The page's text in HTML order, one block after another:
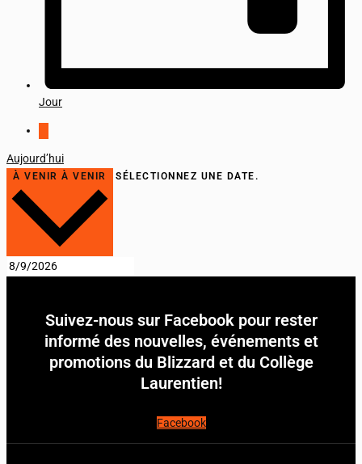
Jour
Aujourd’hui
À VENIRÀ VENIR SÉLECTIONNEZ UNE DATE.
Suivez-nous sur Facebook pour rester
informé des nouvelles, événements et
promotions du Blizzard et du Collège
Laurentien!
Facebook